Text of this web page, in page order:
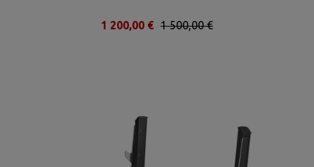
1 640,00 €
1 312,00 €